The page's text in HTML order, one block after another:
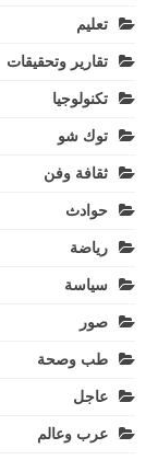
تعليم
تقارير وتحقيقات
تكنولوجيا
توك شو
ثقافة وفن
حوادث
رياضة
سياسة
صور
طب وصحة
عاجل
عرب وعالم